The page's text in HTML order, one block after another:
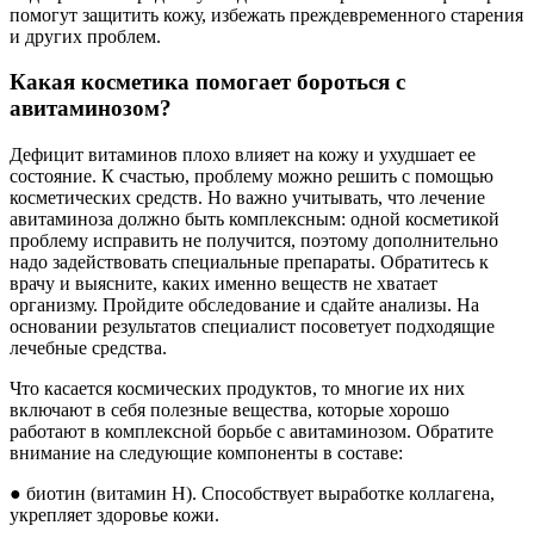
помогут защитить кожу, избежать преждевременного старения
и других проблем.
Какая косметика помогает бороться с
авитаминозом?
Дефицит витаминов плохо влияет на кожу и ухудшает ее
состояние. К счастью, проблему можно решить с помощью
косметических средств. Но важно учитывать, что лечение
авитаминоза должно быть комплексным: одной косметикой
проблему исправить не получится, поэтому дополнительно
надо задействовать специальные препараты. Обратитесь к
врачу и выясните, каких именно веществ не хватает
организму. Пройдите обследование и сдайте анализы. На
основании результатов специалист посоветует подходящие
лечебные средства.
Что касается космических продуктов, то многие их них
включают в себя полезные вещества, которые хорошо
работают в комплексной борьбе с авитаминозом. Обратите
внимание на следующие компоненты в составе:
● биотин (витамин H). Способствует выработке коллагена,
укрепляет здоровье кожи.